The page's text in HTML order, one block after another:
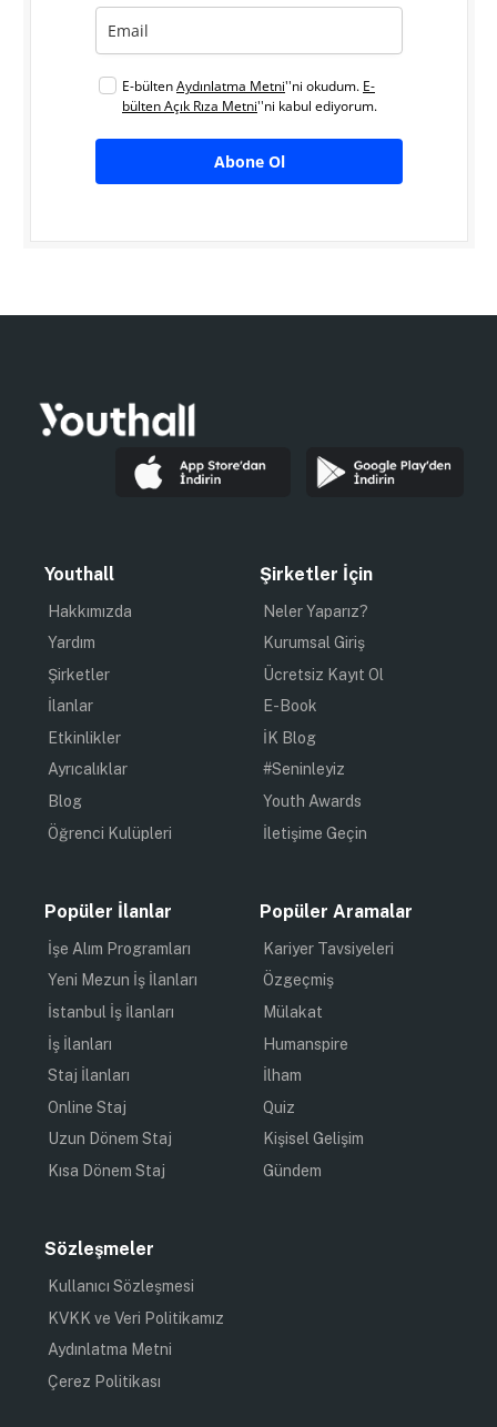
E-bültenAydınlatma Metni''ni okudum. E-
bülten Açık Rıza Metni''ni kabul ediyorum.
Abone Ol
Youthall
Hakkımızda
Yardım
Şirketler
İlanlar
Etkinlikler
Ayrıcalıklar
Blog
Öğrenci Kulüpleri
Şirketler İçin
Neler Yaparız?
Kurumsal Giriş
Ücretsiz Kayıt Ol
E-Book
İK Blog
#Seninleyiz
Youth Awards
İletişime Geçin
Popüler İlanlar
İşe Alım Programları
Yeni Mezun İş İlanları
İstanbul İş İlanları
İş İlanları
Staj İlanları
Online Staj
Uzun Dönem Staj
Kısa Dönem Staj
Popüler Aramalar
Kariyer Tavsiyeleri
Özgeçmiş
Mülakat
Humanspire
İlham
Quiz
Kişisel Gelişim
Gündem
Sözleşmeler
Kullanıcı Sözleşmesi
KVKK ve Veri Politikamız
Aydınlatma Metni
Çerez Politikası